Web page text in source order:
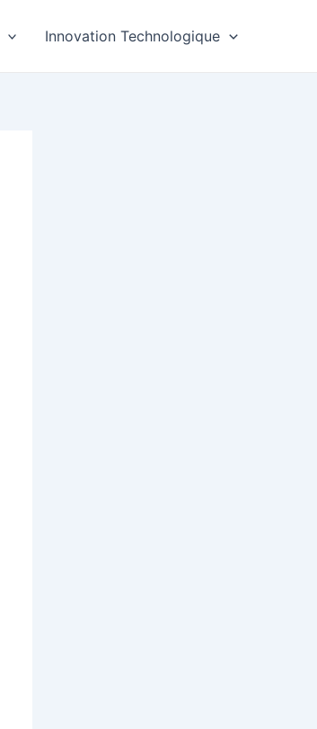
Innovation Technologique